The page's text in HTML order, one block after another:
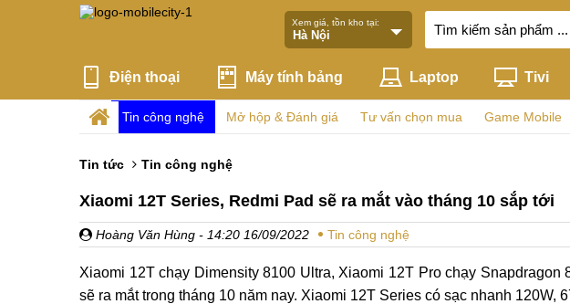
Xem giá, tồn kho tại:
Điện thoại Máy tính bảng Laptop Tivi
Tin công nghệ Mở hộp & Đánh giá Tư vấn chọn mua Game Mobile
Tin tức Tin công nghệ
Xiaomi 12T Series, Redmi Pad sẽ ra mắt vào tháng 10 sắp tới
Hoàng Văn Hùng - 14:20 16/09/2022 Tin công nghệ
Xiaomi 12T chạy Dimensity 8100 Ultra, Xiaomi 12T Pro chạy Snapdragon
sẽ ra mắt trong tháng 10 năm nay. Xiaomi 12T Series có sạc nhanh 120W,